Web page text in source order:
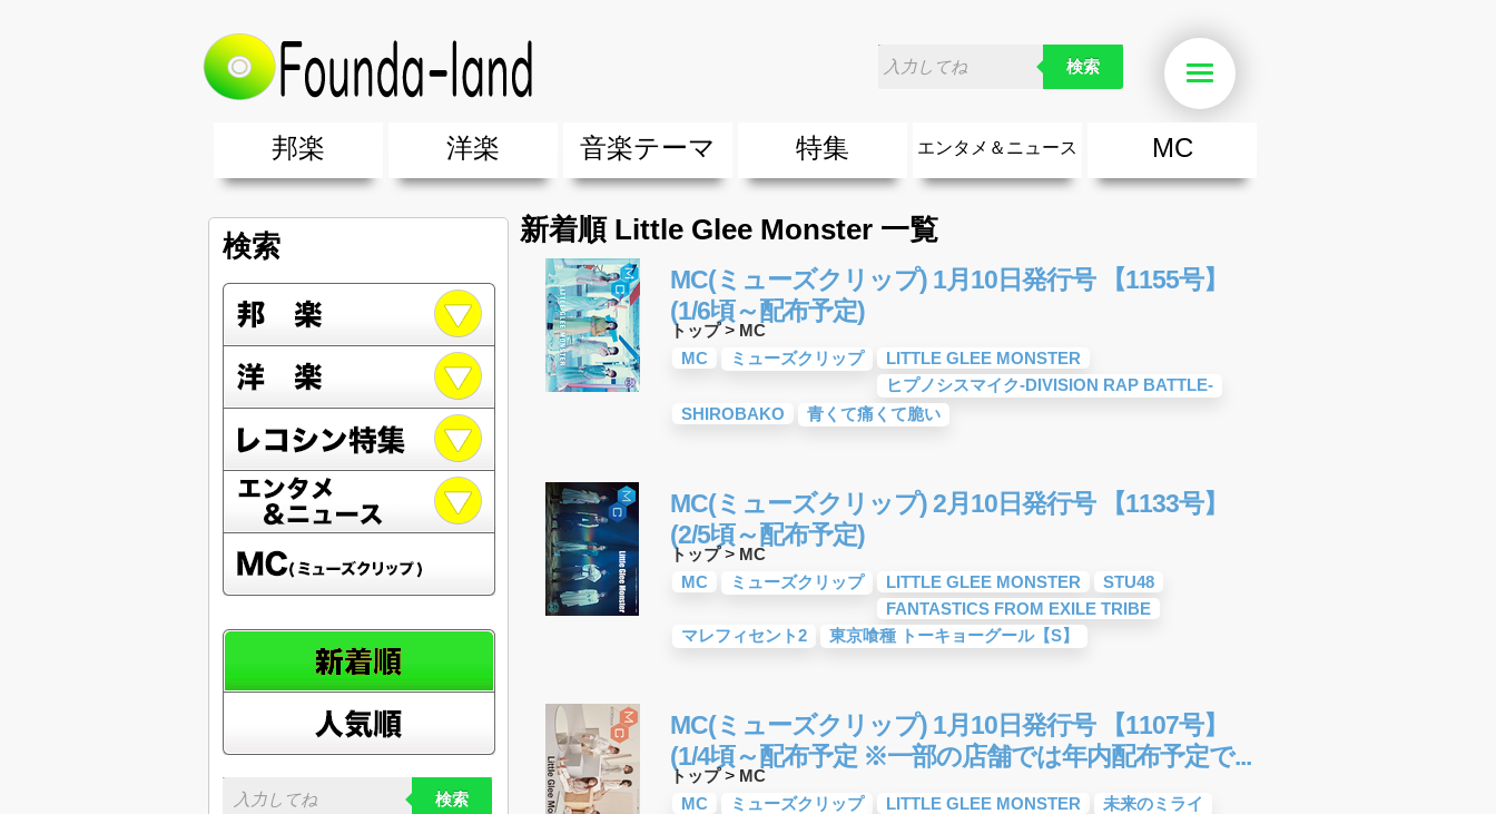
検索
邦楽
邦楽ポップス(J-POP)
邦楽ロック(J-ROCK)
K-POP
アニソン/ボカロ
アイドル
ヴィジュアル系(V系)
邦楽男性アーティスト
邦楽女性アーティスト
男女グループ・デュエット・その他
2019年・2018年・2017年「邦楽」の人気＆おすすめ
洋楽
EDM(エレクトロニック・ダンス・ミュージック)
クラブミュージック
ダンスミュージック
洋楽男性アーティスト
洋楽女性アーティスト
男女グループ・デュエット・その他
【洋楽】夏歌(サマーソング)
2019年・2018年・2017年「洋楽」の人気＆おすすめ
音楽テーマ
最新のヒット曲&流行・話題の歌
人気曲&おすすめ
音楽ランキング
ラブソング(恋愛ソング)
応援ソング
バラード・歌詞が泣ける歌
友達&友情ソング・青春ソング
スポーツ・部活応援ソング
卒業ソング&入学ソング
10、20代に人気・話題・流行・おすすめな邦楽＆洋楽
SNS・音楽アプリで10・20代に人気&おすすめな曲
勉強・試験・受験応援ソング 知識に役立つ歌
春うた&桜ソング
夏歌(サマーソング)
ハロウィンソング&秋の歌
冬歌&クリスマスソング
元気が出る歌・やる気が出る曲・明るい曲・楽しい歌・勇気が出る歌
テンションが上がる歌&盛り上がる曲
大切な人に贈る歌&ありがとうソング(感謝の歌)
お別れの曲・旅立ちの歌
パーティーソング
ドライブ音楽BGM
カラオケ
誕生日ソング&お祝いの歌
ウェディングソング・結婚式の曲
メロディ・曲の雰囲気別
音楽BGM&メドレー
学校(行事・合唱)曲
発売年代別・年齢別 人気音楽
自然音BGM・癒しの音楽(リラックス・ヒーリング)
"総"アーティスト
特集
エンタメ
エンタメ＆ニュース
音楽ニュース
エンタメニュース
MC
検索
検索
新着順 Little Glee Monster 一覧
MC(ミューズクリップ) 1月10日発行号 【1155号】
(1/6頃～配布予定)
トップ> MC
MC
ミューズクリップ
LITTLE GLEE MONSTER
ヒプノシスマイク-DIVISION RAP BATTLE-
SHIROBAKO
青くて痛くて脆い
MC(ミューズクリップ) 2月10日発行号 【1133号】
(2/5頃～配布予定)
トップ> MC
MC
ミューズクリップ LITTLE GLEE MONSTER
STU48
FANTASTICS FROM EXILE TRIBE
マレフィセント2
東京喰種 トーキョーグール【S】
MC(ミューズクリップ) 1月10日発行号 【1107号】
(1/4頃～配布予定 ※一部の店舗では年内配布予定で...
トップ> MC
MC
ミューズクリップ LITTLE GLEE MONSTER
未来のミライ